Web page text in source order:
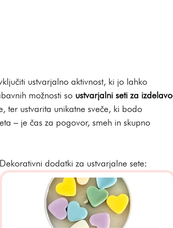
ustvarjalno aktivnost, ki jo lahko
možnosti so ustvarjalni seti za izdelavo
ter ustvarita unikatne sveče, ki bodo
– je čas za pogovor, smeh in skupno
Dekorativni dodatki za ustvarjalne sete: